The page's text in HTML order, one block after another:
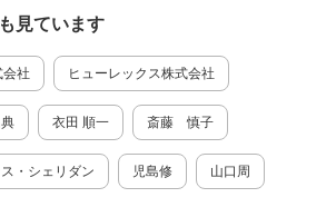
斐がある。なぜなら本書は、まさに、その第3
の道 - 「買収起業家」になるために必要な全プ
ロセスを公開する、稀有な実務書であるから
だ。 このように本書では、買収前の候補先選定
までの、全ノウハウが凝縮され解説されてい
る。 「米国のノウハウだから、日本に応用する
際には、だいぶ勝手が違うのでは」?と訝しん
だが、実際に読みはじめると、不安は一掃され
も見ています
社 ヒューレックス株式会社
衣田 順一 斎藤 慎子
・シェリダン 児島修 山口周